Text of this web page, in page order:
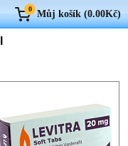
0 Můj košík (0.00Kč)